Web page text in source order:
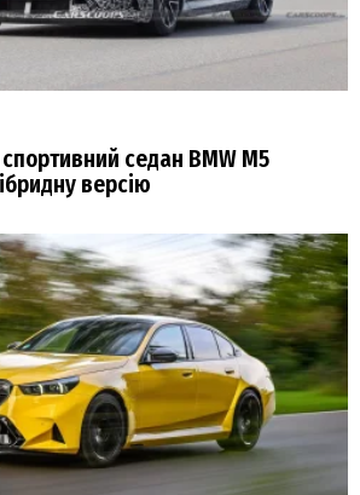
спортивний седан BMW M5
версію